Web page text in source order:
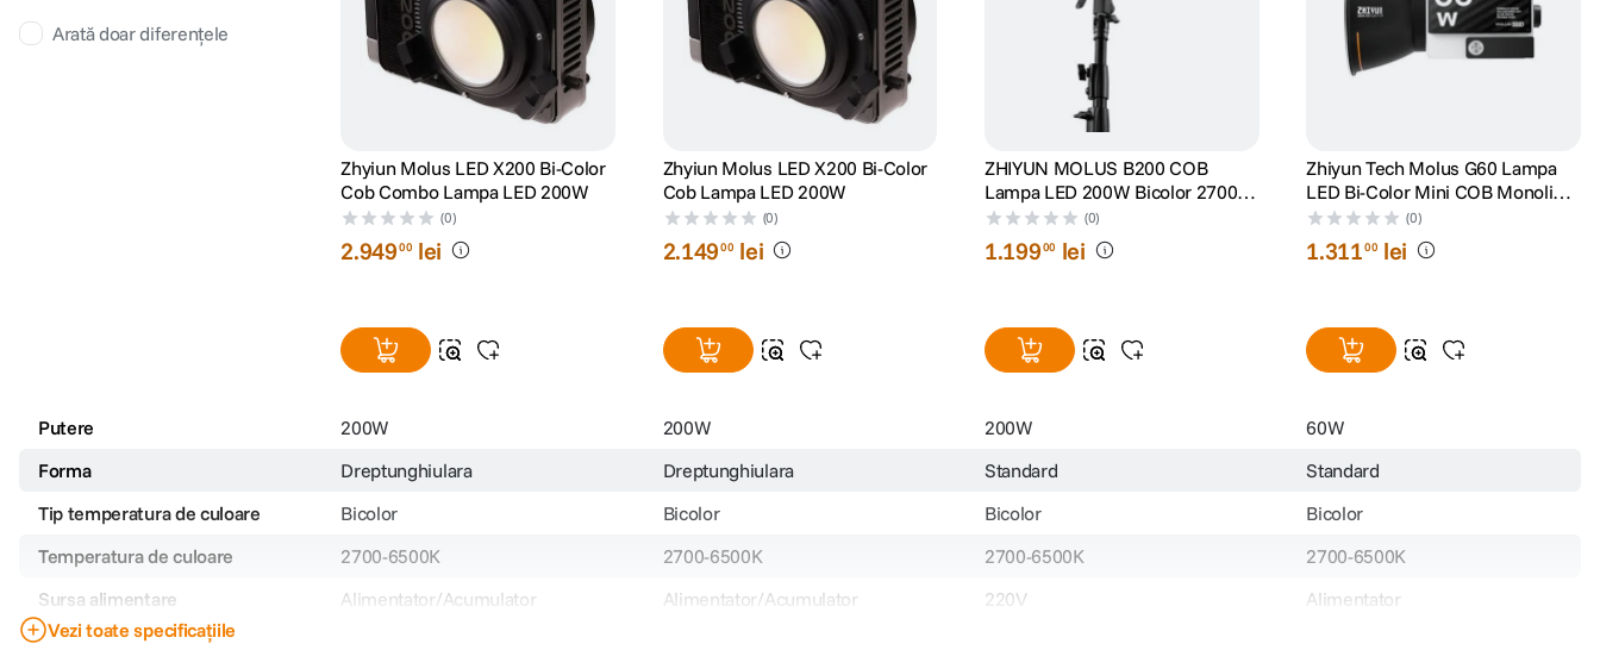
Arată doar diferențele
Zhyiun Molus LED X200 Bi-Color
Cob Combo Lampa LED 200W
(0)
2.94900 lei
Zhyiun Molus LED X200 Bi-Color
Cob Lampa LED 200W
(0)
2.14900 lei
ZHIYUN MOLUS B200 COB
Lampa LED 200W Bicolor 2700 -
6500K
(0)
1.19900 lei
Zhiyun Tech Molus G60 Lampa
LED Bi-Color Mini COB Monolight
Combo Kit 60W
(0)
1.31100 lei
Putere 200W 200W 200W
60W
Forma
Dreptunghiulara Dreptunghiulara Standard
Standard
Tip temperatura de culoare
Bicolor Bicolor Bicolor
Bicolor
Temperatura de culoare
2700-6500K 2700-6500K 2700-6500K
2700-6500K
Sursa alimentare
Alimentator/Acumulator Alimentator/Acumulator 220V
Alimentator
CRI
Vezi toate specificațiile